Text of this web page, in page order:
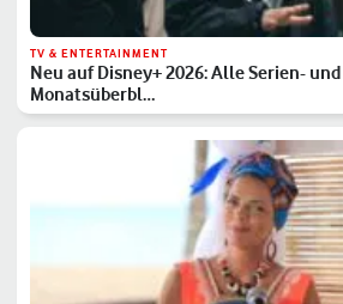
TV & ENTERTAINMENT
Neu auf Disney+ 2026: Alle Serien-
Monatsüberbl…